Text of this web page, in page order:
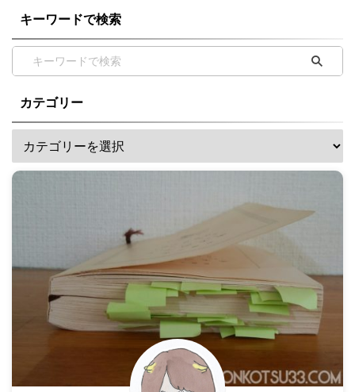
キーワードで検索
カテゴリー